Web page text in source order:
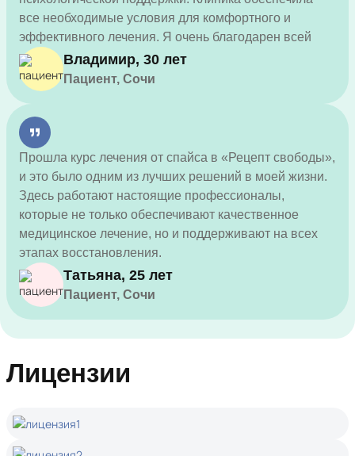
все необходимые условия для комфортного и
эффективного лечения. Я очень благодарен всей
команде.Владимир, 30 лет
Пациент, Сочи
Прошла курс лечения от спайса в «Рецепт свободы»,
и это было одним из лучших решений в моей жизни.
Здесь работают настоящие профессионалы,
которые не только обеспечивают качественное
медицинское лечение, но и поддерживают на всех
этапах восстановления.
Татьяна, 25 лет
Пациент, Сочи
Лицензии